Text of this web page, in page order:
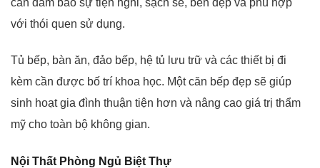
với thói quen sử dụng.
Tủ bếp, bàn ăn, đảo bếp, hệ tủ lưu trữ và các thiết bị đi
kèm cần được bố trí khoa học. Một căn bếp đẹp sẽ giúp
sinh hoạt gia đình thuận tiện hơn và nâng cao giá trị thẩm
mỹ cho toàn bộ không gian.
Nội Thất Phòng Ngủ Biệt Thự